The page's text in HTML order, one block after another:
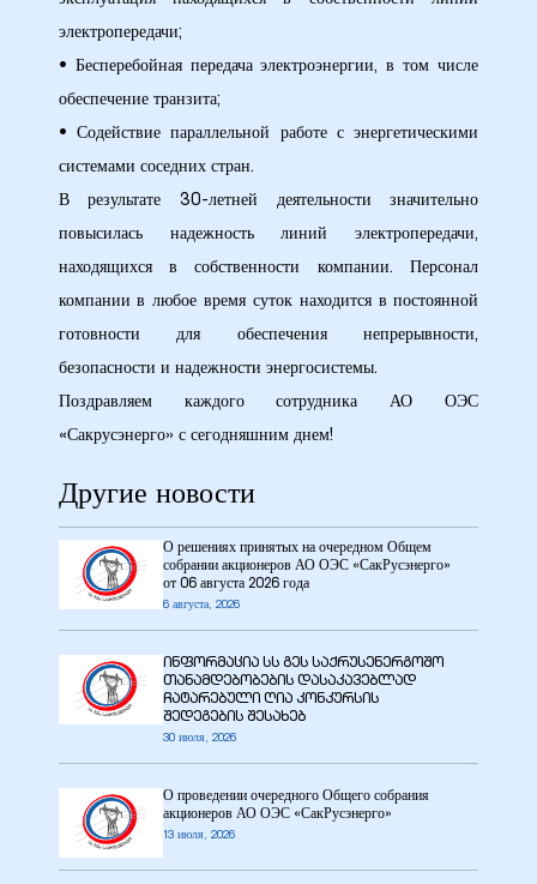
электропередачи;
• Бесперебойная передача электроэнергии, в том числе
обеспечение транзита;
• Содействие параллельной работе с энергетическими
системами соседних стран.
В результате 30-летней деятельности значительно
повысилась надежность линий электропередачи,
находящихся в собственности компании. Персонал
компании в любое время суток находится в постоянной
готовности для обеспечения непрерывности,
безопасности и надежности энергосистемы.
Поздравляем каждого сотрудника АО ОЭС
«Сакрусэнерго» с сегодняшним днем!
Другие новости
О решениях принятых на очередном Общем
собрании акционеров АО ОЭС «СакРусэнерго»
от 06 августа 2026 года
6 августа, 2026
ინფორმაცია სს გეს საქრუსენერგოშო
თანამდებობების დასაკავებლად
ჩატარებული ღია კონკურსის
შედეგების შესახებ
30 июля, 2026
О проведении очередного Общего собрания
акционеров АО ОЭС «СакРусэнерго»
13 июля, 2026